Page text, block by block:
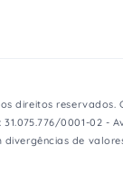
direitos reservados.
0001-02 -
divergências de